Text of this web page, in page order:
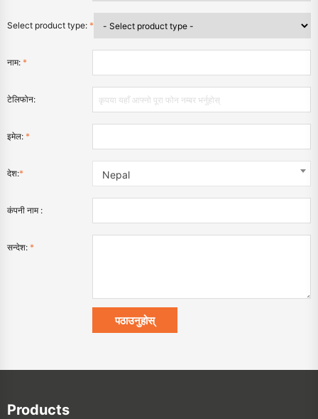
Select product type: *
नाम: *
टेलिफोन:
इमेल: *
देश:* Nepal
कंपनी नाम :
सन्देश: *
Products